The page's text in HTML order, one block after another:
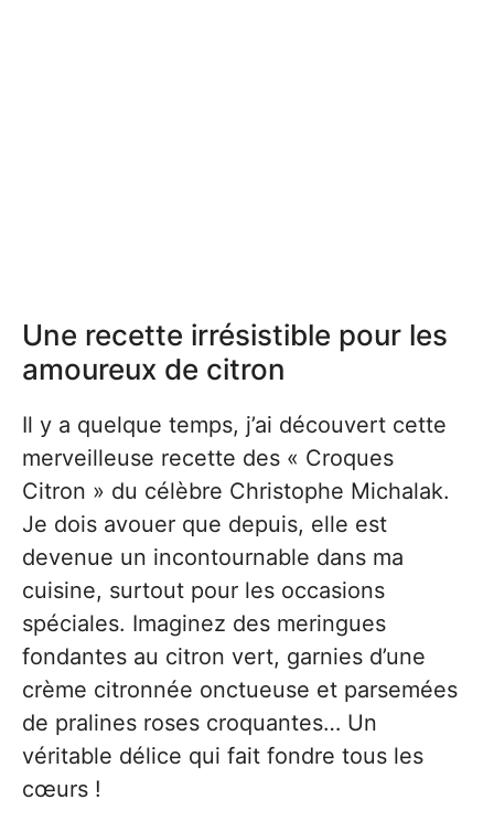
Une recette irrésistible pour les
amoureux de citron
Il y a quelque temps, j’ai découvert cette
merveilleuse recette des « Croques
Citron » du célèbre Christophe Michalak.
Je dois avouer que depuis, elle est
devenue un incontournable dans ma
cuisine, surtout pour les occasions
spéciales. Imaginez des meringues
fondantes au citron vert, garnies d’une
crème citronnée onctueuse et parsemées
de pralines roses croquantes… Un
véritable délice qui fait fondre tous les
cœurs !